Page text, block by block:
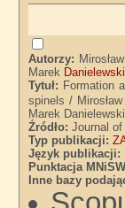
Autorzy: Mirosław
Marek Danielewski
Tytuł: Formation
spinels /
Marek Danielewski
Źródło:Journal
Typ publikacji:
Język publikacji:
Punktacja
Inne bazy